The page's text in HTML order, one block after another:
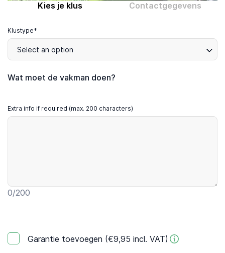
Kies je klus Contactgegevens
Klustype*
Select an option
Wat moet de vakman doen?
Extra info if required (max. 200 characters)
0/200
Garantie toevoegen (€9,95 incl. VAT)